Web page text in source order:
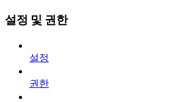
설정 및 권한
설정
권한